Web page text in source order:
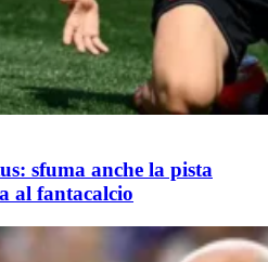
sfuma anche la pista
al fantacalcio